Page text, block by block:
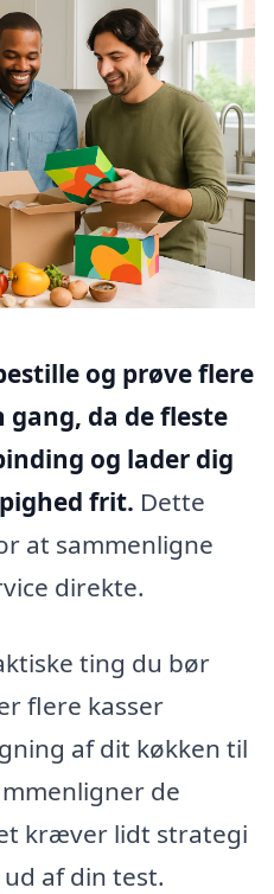
og prøve flere
gang, da de fleste
og lader dig
frit. Dette
at sammenligne
direkte.
ting du bør
flere kasser
af dit køkken til
de
kræver lidt strategi
af din test.